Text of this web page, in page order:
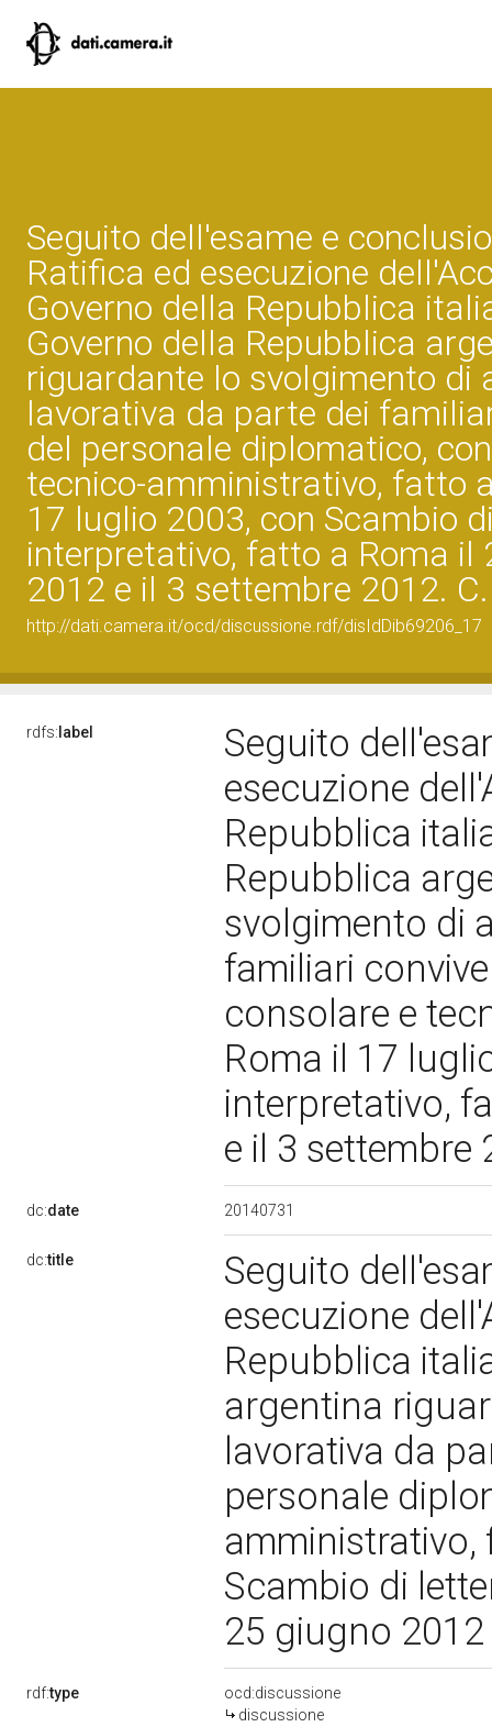
Seguito dell'esame e
Ratifica ed esecuzione
Governo della Repubblica
Governo della Repubblica
riguardante lo svolgimento di
lavorativa da parte dei
del personale diplomatico,
tecnico-amministrativo, fatto
17 luglio 2003, con Scambio
interpretativo, fatto a Roma il
2012 e il 3 settembre 2012.
http://dati.camera.it/ocd/discussione.rdf/disIdDib69206_17
rdfs: label
Seguito
esecuzione
Repubblica
Repubblica
svolgimento di
familiari
consolare e
Roma il 17
interpretativo,
e il 3 settembre
dc:date 20140731
dc:title
Seguito
esecuzione
Repubblica
argentina
lavorativa da
personale
amministrativo,
Scambio di
25 giugno
rdf:type
ocd:discussione
discussione